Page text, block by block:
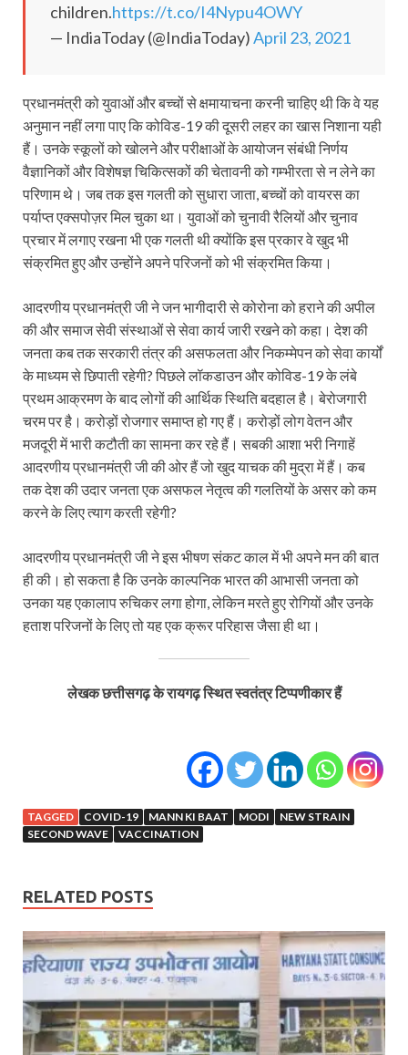
children.https://t.co/I4Nypu4OWY
— IndiaToday (@IndiaToday)April 23, 2021
प्रधानमंत्री को युवाओं और बच्चों से क्षमायाचना करनी चाहिए थी कि वे यह
अनुमान नहीं लगा पाए कि कोविड-19 की दूसरी लहर का खास निशाना यही
हैं। उनके स्कूलों को खोलने और परीक्षाओं के आयोजन संबंधी निर्णय
वैज्ञानिकों और विशेषज्ञ चिकित्सकों की चेतावनी को गम्भीरता से न लेने का
परिणाम थे। जब तक इस गलती को सुधारा जाता, बच्चों को वायरस का
पर्याप्त एक्सपोज़र मिल चुका था। युवाओं को चुनावी रैलियों और चुनाव
प्रचार में लगाए रखना भी एक गलती थी क्योंकि इस प्रकार वे खुद भी
संक्रमित हुए और उन्होंने अपने परिजनों को भी संक्रमित किया।
आदरणीय प्रधानमंत्री जी ने जन भागीदारी से कोरोना को हराने की अपील
की और समाज सेवी संस्थाओं से सेवा कार्य जारी रखने को कहा। देश की
जनता कब तक सरकारी तंत्र की असफलता और निकम्मेपन को सेवा कार्यों
के माध्यम से छिपाती रहेगी? पिछले लॉकडाउन और कोविड-19 के लंबे
प्रथम आक्रमण के बाद लोगों की आर्थिक स्थिति बदहाल है। बेरोजगारी
चरम पर है। करोड़ों रोजगार समाप्त हो गए हैं। करोड़ों लोग वेतन और
मजदूरी में भारी कटौती का सामना कर रहे हैं। सबकी आशा भरी निगाहें
आदरणीय प्रधानमंत्री जी की ओर हैं जो खुद याचक की मुद्रा में हैं। कब
तक देश की उदार जनता एक असफल नेतृत्व की गलतियों के असर को कम
करने के लिए त्याग करती रहेगी?
आदरणीय प्रधानमंत्री जी ने इस भीषण संकट काल में भी अपने मन की बात
ही की। हो सकता है कि उनके काल्पनिक भारत की आभासी जनता को
उनका यह एकालाप रुचिकर लगा होगा, लेकिन मरते हुए रोगियों और उनके
हताश परिजनों के लिए तो यह एक क्रूर परिहास जैसा ही था।
लेखक छत्तीसगढ़ के रायगढ़ स्थित स्वतंत्र टिप्पणीकार हैं
TAGGED COVID-19 MANN KI BAAT MODI
NEW STRAIN
SECOND WAVE
VACCINATION
RELATED POSTS